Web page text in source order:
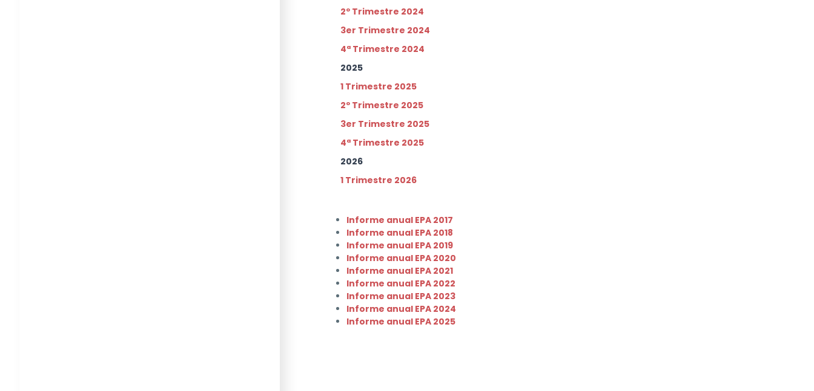
2º Trimestre 2024
3er Trimestre 2024
4ª Trimestre 2024
2025
1 Trimestre 2025
2º Trimestre 2025
3er Trimestre 2025
4ª Trimestre 2025
2026
1 Trimestre 2026
Informe anual EPA 2017
Informe anual EPA 2018
Informe anual EPA 2019
Informe anual EPA 2020
Informe anual EPA 2021
Informe anual EPA 2022
Informe anual EPA 2023
Informe anual EPA 2024
Informe anual EPA 2025